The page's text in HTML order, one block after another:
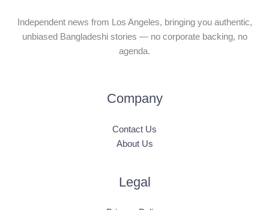
Independent news from Los Angeles, bringing you authentic,
unbiased Bangladeshi stories — no corporate backing, no
agenda.
Company
Contact Us
About Us
Legal